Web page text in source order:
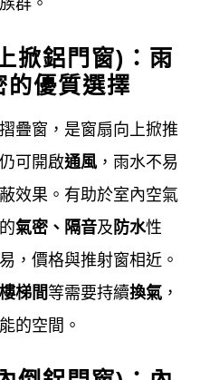
變更外牆門窗前，
供品牌認證數據，
風壓、水密性與隔
，通常會進行灌
理，影響工時與預
群。
掀鋁門窗)：雨
的優質選擇
疊窗，是窗扇向上掀推
可開啟通風 ，雨水不易
效果。有助於室內空氣
氣密、隔音及 防水性
，價格與推射窗相近。
梯間等需要持續換氣 ，
的空間。